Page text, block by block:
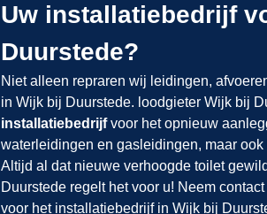
Uw installatiebedrijf
Duurstede?
Niet alleen repraren wij leidingen,
in Wijk bij Duurstede. loodgieter Wijk bij
installatiebedrijfvoor het opnieuw
waterleidingen en gasleidingen, maar
Altijd al dat nieuwe verhoogde toilet
Duurstede regelt het voor u! Neem
voor het installatiebedrijf in Wijk bij